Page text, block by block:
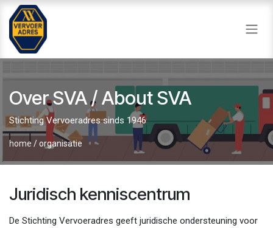
Overslaan naar inhoud
Over SVA / About SVA
Stichting Vervoeradres sinds 1946
home /organisatie
Juridisch kenniscentrum
De Stichting Vervoeradres geeft juridische ondersteuning voor